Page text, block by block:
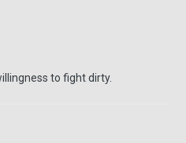
to fight dirty.